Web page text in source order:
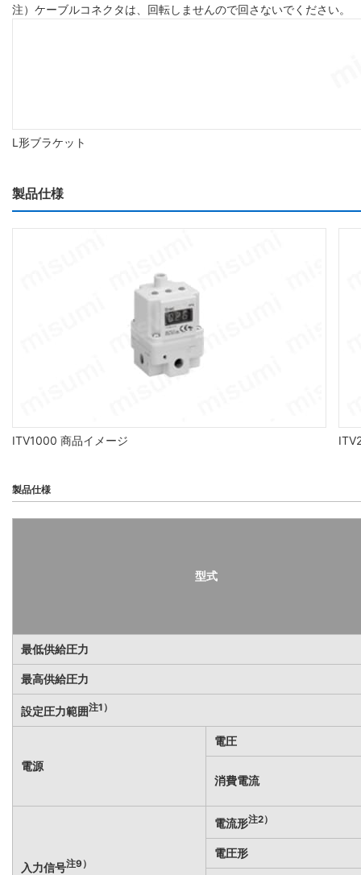
注）ケーブルコネクタは、回転しませんので回さないでください。
L形ブラケット
製品仕様
ITV1000 商品イメージ
製品仕様
型式
最低供給圧力
最高供給圧力
設定圧力範囲注1）
電源
電圧
消費電流
入力信号注9）
電流形注2）
電圧形